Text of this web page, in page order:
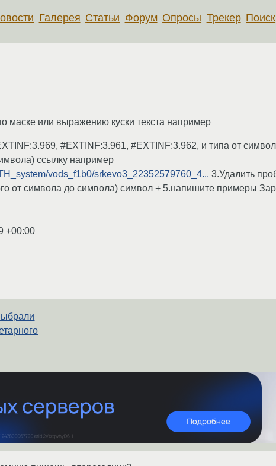
Галерея Статьи Форум Опросы Трекер Поиск
маске или выражению куски текста например
#EXTINF:3.961, #EXTINF:3.962, и типа от
ссылку например
vods_f1b0/srkevo3_22352579760_4... 3.Удалить
от символа до символа) символ + 5.напишите примеры
+00:00